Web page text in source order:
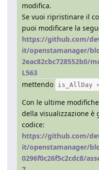
modifica.
Se vuoi ripristinare il
puoi modificare la
https://github.com/
it/openstamanager/
2eac82cbc728552b0/
L563
mettendo
is_AllDay
Con le ultime
della visualizzazione è
codice:
https://github.com/
it/openstamanager/
0296f0c26f5c2cdc8/